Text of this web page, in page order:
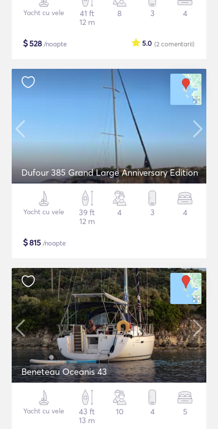
Yacht cu vele
41 ft
12 m
8 3 4
$528 /noapte (2 comentarii)
5.0
Dufour 385 Grand Large Anniversary Edition
Yacht cu vele
39 ft
12 m
4 3 4
$815 /noapte
Beneteau Oceanis 43
Yacht cu vele
43 ft
13 m
10 4 5